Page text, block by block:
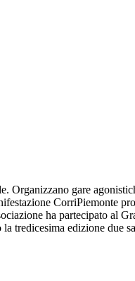
Organizzano gare
CorriPiemonte
ha partecipato al
tredicesima edizione due